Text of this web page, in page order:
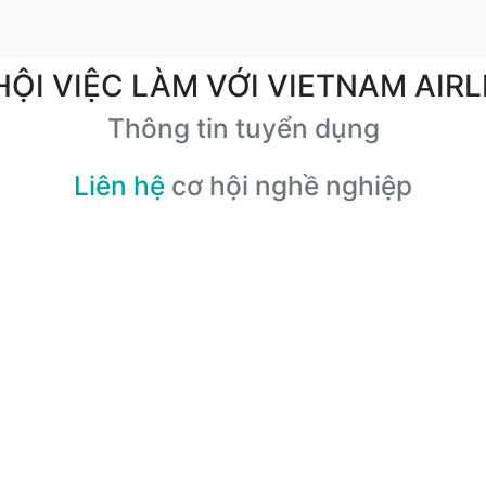
VIỆC LÀM VỚI VIETNAM
Thông tin tuyển dụng
Liên hệ cơ hội nghề nghiệp